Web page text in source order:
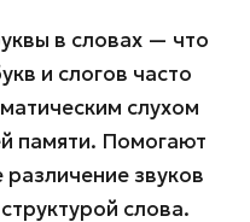
в словах — что
и слогов часто
слухом
памяти. Помогают
звуков
слова.